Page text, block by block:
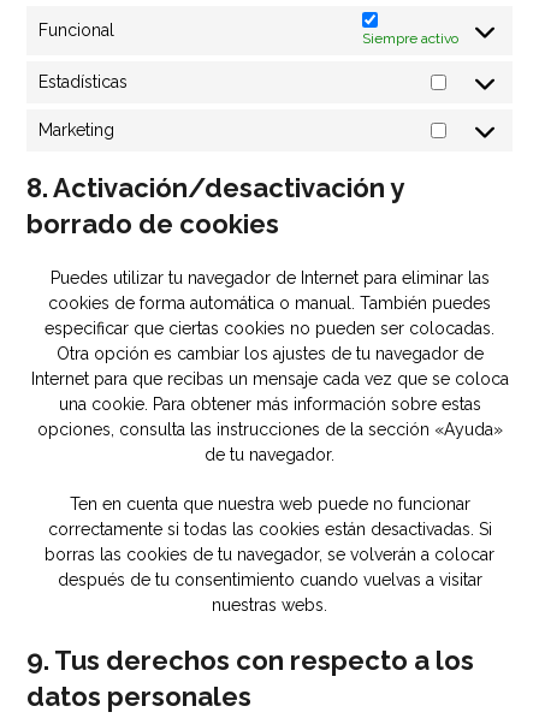
Funcional Siempre activo
Estadísticas
Marketing
8. Activación/desactivación y
borrado de cookies
Puedes utilizar tu navegador de Internet para eliminar las
cookies de forma automática o manual. También puedes
especificar que ciertas cookies no pueden ser colocadas.
Otra opción es cambiar los ajustes de tu navegador de
Internet para que recibas un mensaje cada vez que se coloca
una cookie. Para obtener más información sobre estas
opciones, consulta las instrucciones de la sección «Ayuda»
de tu navegador.
Ten en cuenta que nuestra web puede no funcionar
correctamente si todas las cookies están desactivadas. Si
borras las cookies de tu navegador, se volverán a colocar
después de tu consentimiento cuando vuelvas a visitar
nuestras webs.
9. Tus derechos con respecto a los
datos personales